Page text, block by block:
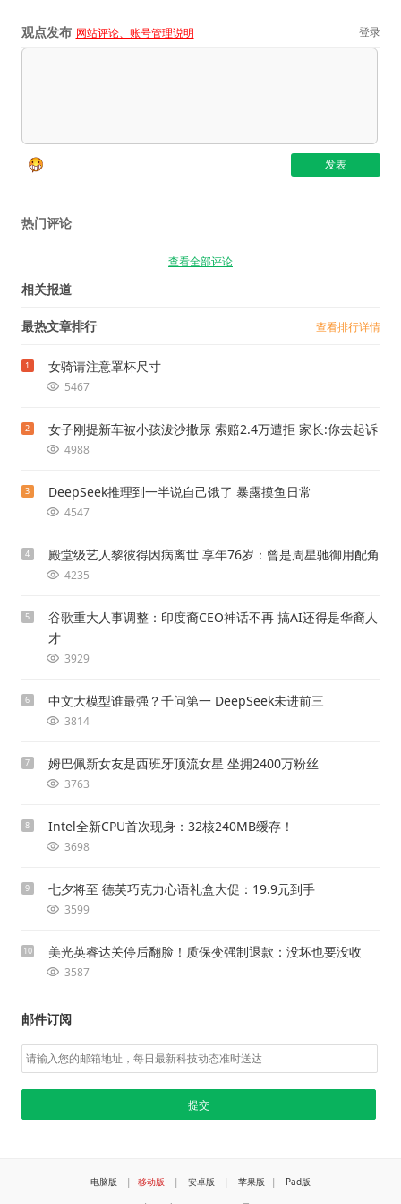
观点发布 网站评论、账号管理说明 登录
热门评论
查看全部评论
相关报道
最热文章排行 查看排行详情
1 女骑请注意罩杯尺寸
5467
2 女子刚提新车被小孩泼沙撒尿 索赔2.4万遭拒 家长:你去起诉
4988
3 DeepSeek推理到一半说自己饿了 暴露摸鱼日常
4547
4 殿堂级艺人黎彼得因病离世 享年76岁：曾是周星驰御用配角
4235
5
谷歌重大人事调整：印度裔CEO神话不再 搞AI还得是华裔人
才
3929
6 中文大模型谁最强？千问第一 DeepSeek未进前三
3814
7 姆巴佩新女友是西班牙顶流女星 坐拥2400万粉丝
3763
8 Intel全新CPU首次现身：32核240MB缓存！
3698
9 七夕将至 德芙巧克力心语礼盒大促：19.9元到手
3599
10 美光英睿达关停后翻脸！质保变强制退款：没坏也要没收
3587
邮件订阅
电脑版 | 移动版 | 安卓版 | 苹果版 | Pad版